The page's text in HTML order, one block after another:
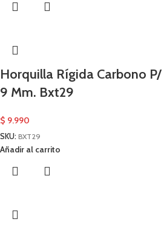
Horquilla Rígida Carbono
9 Mm. Bxt29
$ 9.990
SKU: BXT29
Añadir al carrito